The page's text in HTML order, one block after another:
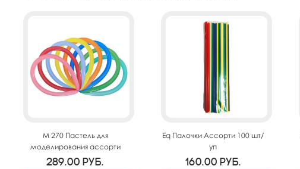
M 270 Пастель для
моделирования ассорти
100шт
289.00 руб.
Eq Палочки Ассорти 100 шт/
уп
160.00 руб.